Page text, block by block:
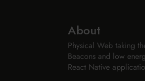
About
Physical Web taking
Beacons and low
React Native